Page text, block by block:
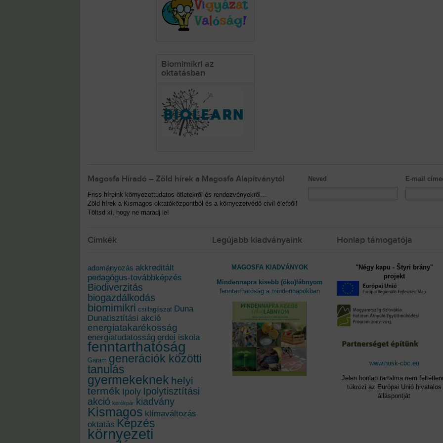
Biomimikri az
oktatásban
Magosfa Híradó – Zöld hírek a Magosfa Alapítványtól
Friss híreink környezettudatos ötletekről és rendezvényekről…
Zöld hírek a Kismagos oktatóközpontból és a környezetvédő civil életből!
Töltsd ki, hogy ne maradj le!
Neved E-mail
Címkék
adományozás akkreditált
pedagógus-továbbképzés
Biodiverzitás
biogazdálkodás
biomimikri csillagászat Duna
Dunatisztítási akció
energiatakarékosság
energiatudatosság erdei iskola
fenntarthatóság
Garam generációk közötti
tanulás
gyermekeknek helyi
termék Ipoly Ipolytisztítási
akció kerékpár kiadvány
Kismagos klímaváltozás
oktatás Képzés
környezeti
Legújabb kiadványaink
MAGOSFA KIADVÁNYOK
Mindennapra kisebb (öko)lábnyom
fenntarthatóság a mindennapokban
Honlap támogatója
"Négy kapu - Štyri brány"
projekt
www.husk-cbc.eu
Jelen honlap tartalma nem
tükrözi az Európai Unió hivatalos
álláspontját